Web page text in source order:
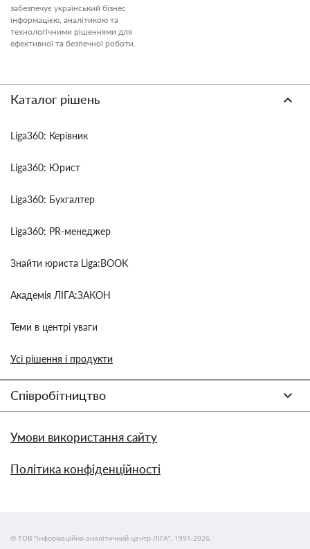
забезпечує український бізнес
інформацією, аналітикою та
технологічними рішеннями для
ефективної та безпечної роботи.
Каталог рішень
Liga360: Керівник
Liga360: Юрист
Liga360: Бухгалтер
Liga360: PR-менеджер
Знайти юриста Liga:BOOK
Академія ЛІГА:ЗАКОН
Теми в центрі уваги
Усі рішення і продукти
Співробітництво
Умови використання сайту
Політика конфіденційності
© ТОВ "інформаційно-аналітичний центр ЛІГА", 1991-2026.